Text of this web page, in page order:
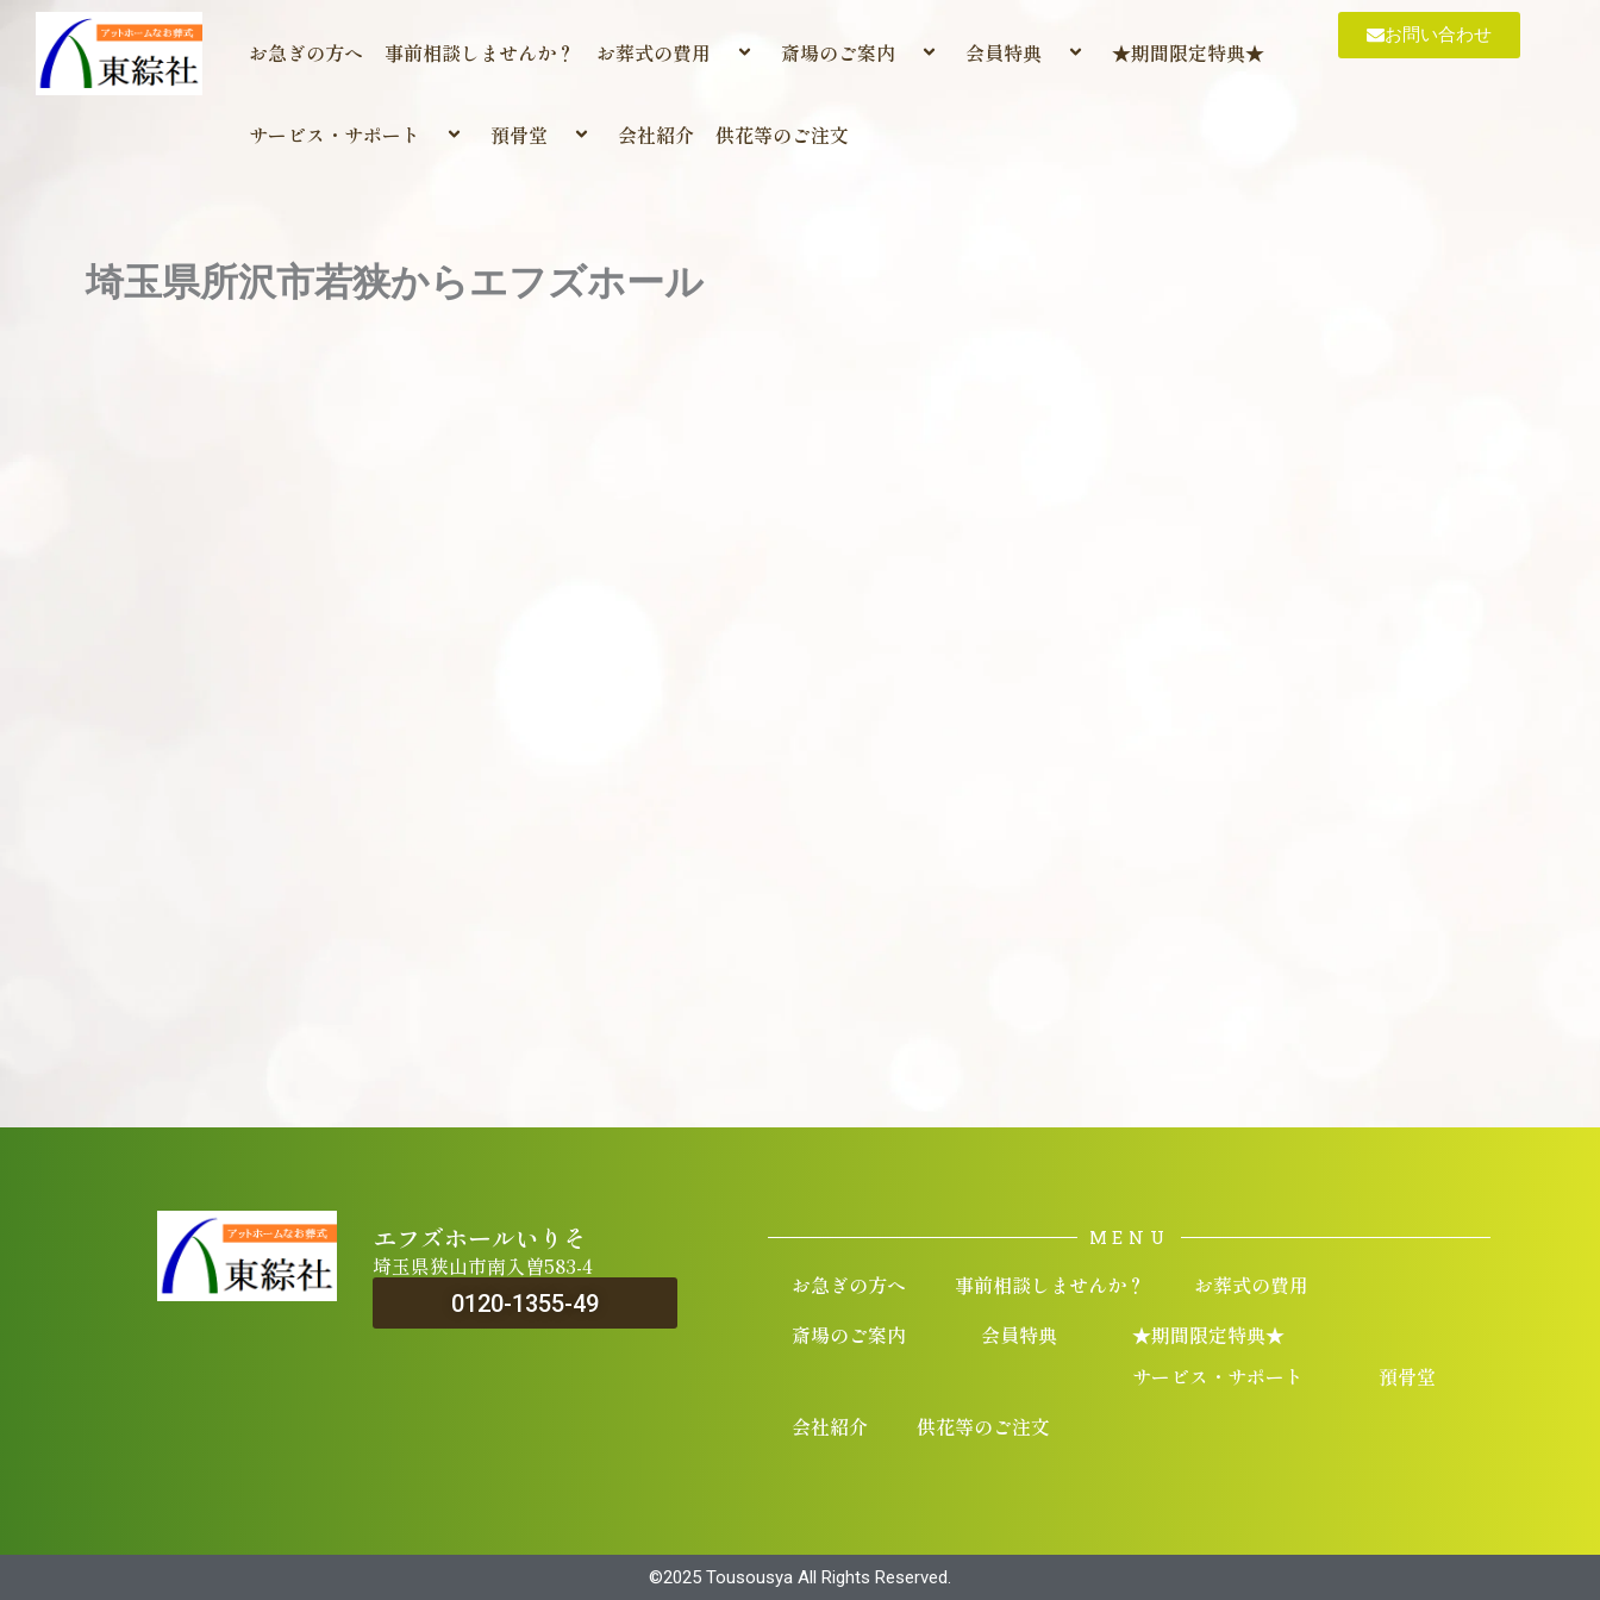
お急ぎの方へ 事前相談しませんか？ お葬式の費用 斎場のご案内 会員特典 ★期間限定特典★
サービス・サポート 預骨堂 会社紹介 供花等のご注文
お問い合わせ
埼玉県所沢市若狭からエフズホール
エフズホールいりそ
埼玉県狭山市南入曽583-4
0120-1355-49
MENU
お急ぎの方へ 事前相談しませんか？
お葬式の費用
斎場のご案内
会員特典
★期間限定特典★
サービス・サポート
預骨堂
会社紹介
供花等のご注文
©︎2025 Tousousya All Rights Reserved.